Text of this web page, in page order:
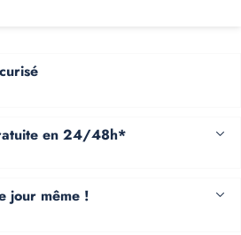
en 24/48h*
jour même !